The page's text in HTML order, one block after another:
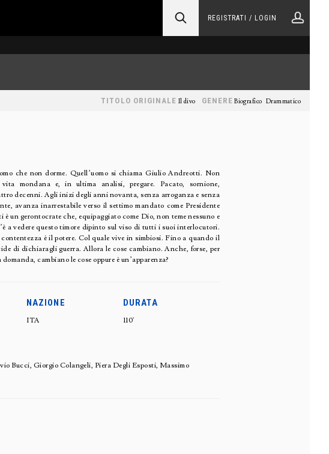
REGISTRATI / LOGIN
GENERE Biografico Drammatico
TITOLO ORIGINALE Il divo
che non dorme. Quell’uomo si chiama Giulio Andreotti. Non
mondana e, in ultima analisi, pregare. Pacato, sornione,
decenni. Agli inizi degli anni novanta, senza arroganza e senza
avanza inarrestabile verso il settimo mandato come Presidente
un gerontocrate che, equipaggiato come Dio, non teme nessuno e
a vedere questo timore dipinto sul viso di tutti i suoi interlocutori.
è il potere. Col quale vive in simbiosi. Fino a quando il
di dichiaragli guerra. Allora le cose cambiano. Anche, forse, per
cambiano le cose oppure è un’apparenza?
NAZIONE
ITA
DURATA
110'
Bucci, Giorgio Colangeli, Piera Degli Esposti, Massimo